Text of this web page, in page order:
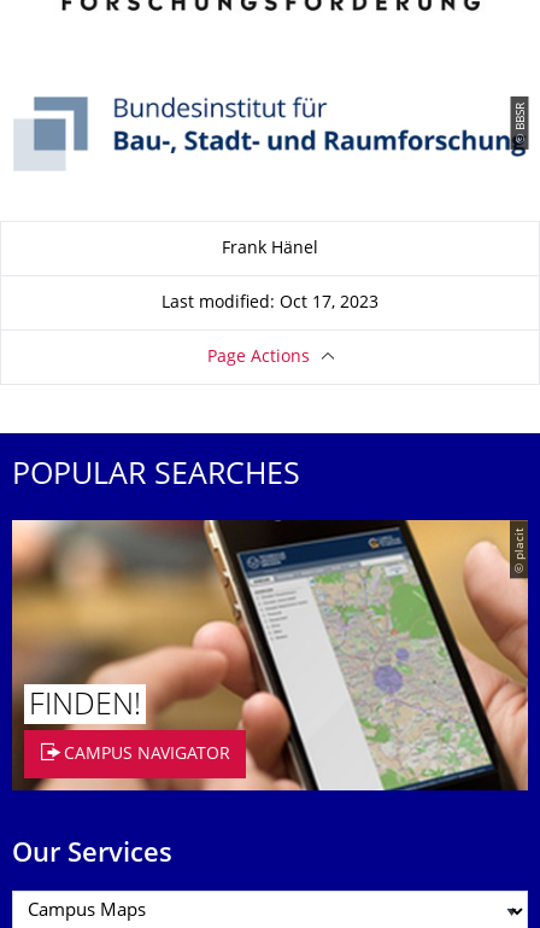
© BBSR
Frank Hänel
Last modified: Oct 17, 2023
Page Actions
POPULAR SEARCHES
© placit
FINDEN!
CAMPUS NAVIGATOR
Our Services